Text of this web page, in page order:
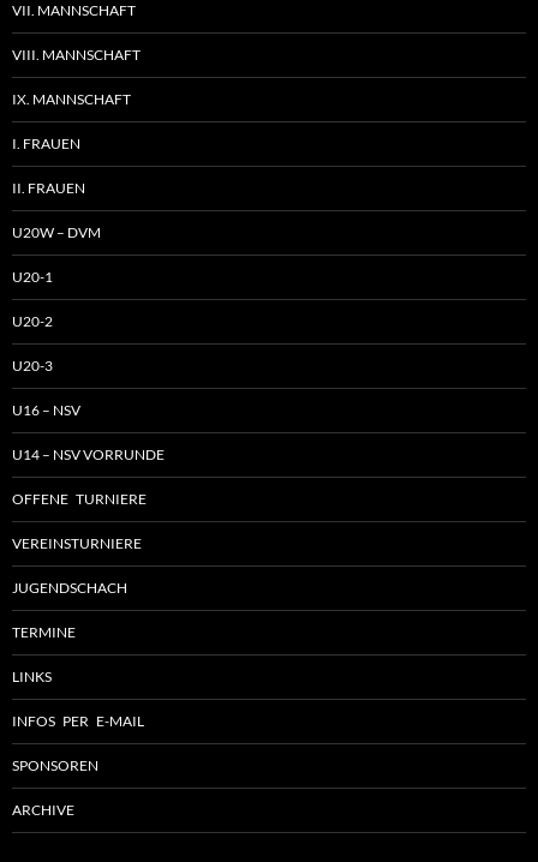
VII. MANNSCHAFT
VIII. MANNSCHAFT
IX. MANNSCHAFT
I. FRAUEN
II. FRAUEN
U20W – DVM
U20-1
U20-2
U20-3
U16 – NSV
U14 – NSV VORRUNDE
OFFENE TURNIERE
VEREINSTURNIERE
JUGENDSCHACH
TERMINE
LINKS
INFOS PER E-MAIL
SPONSOREN
ARCHIVE